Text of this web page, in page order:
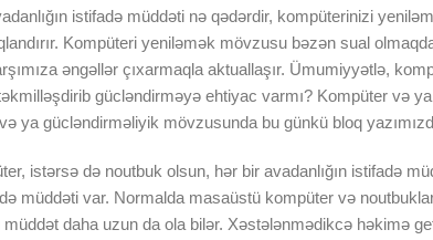
istifadə müddəti nə qədərdir, kompüterinizi
Kompüteri yeniləmək mövzusu bəzən sual
əngəllər çıxarmaqla aktuallaşır. Ümumiyyətlə,
gücləndirməyə ehtiyac varmı? Kompüter və ya
ya gücləndirməliyik mövzusunda bu günkü bloq
istərsə də noutbuk olsun, hər bir avadanlığın istifadə
müddəti var. Normalda masaüstü kompüter və
müddət daha uzun da ola bilər. Xəstələnmədikcə həkimə